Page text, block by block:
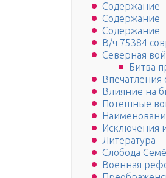
Содержание
Содержание
Содержание
В/ч 75384
Северная
Битва
Впечатления
Влияние на
Потешные
Исключения
Литература
Слобода
Военная